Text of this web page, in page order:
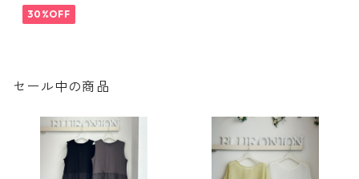
30%OFF
セール中の商品